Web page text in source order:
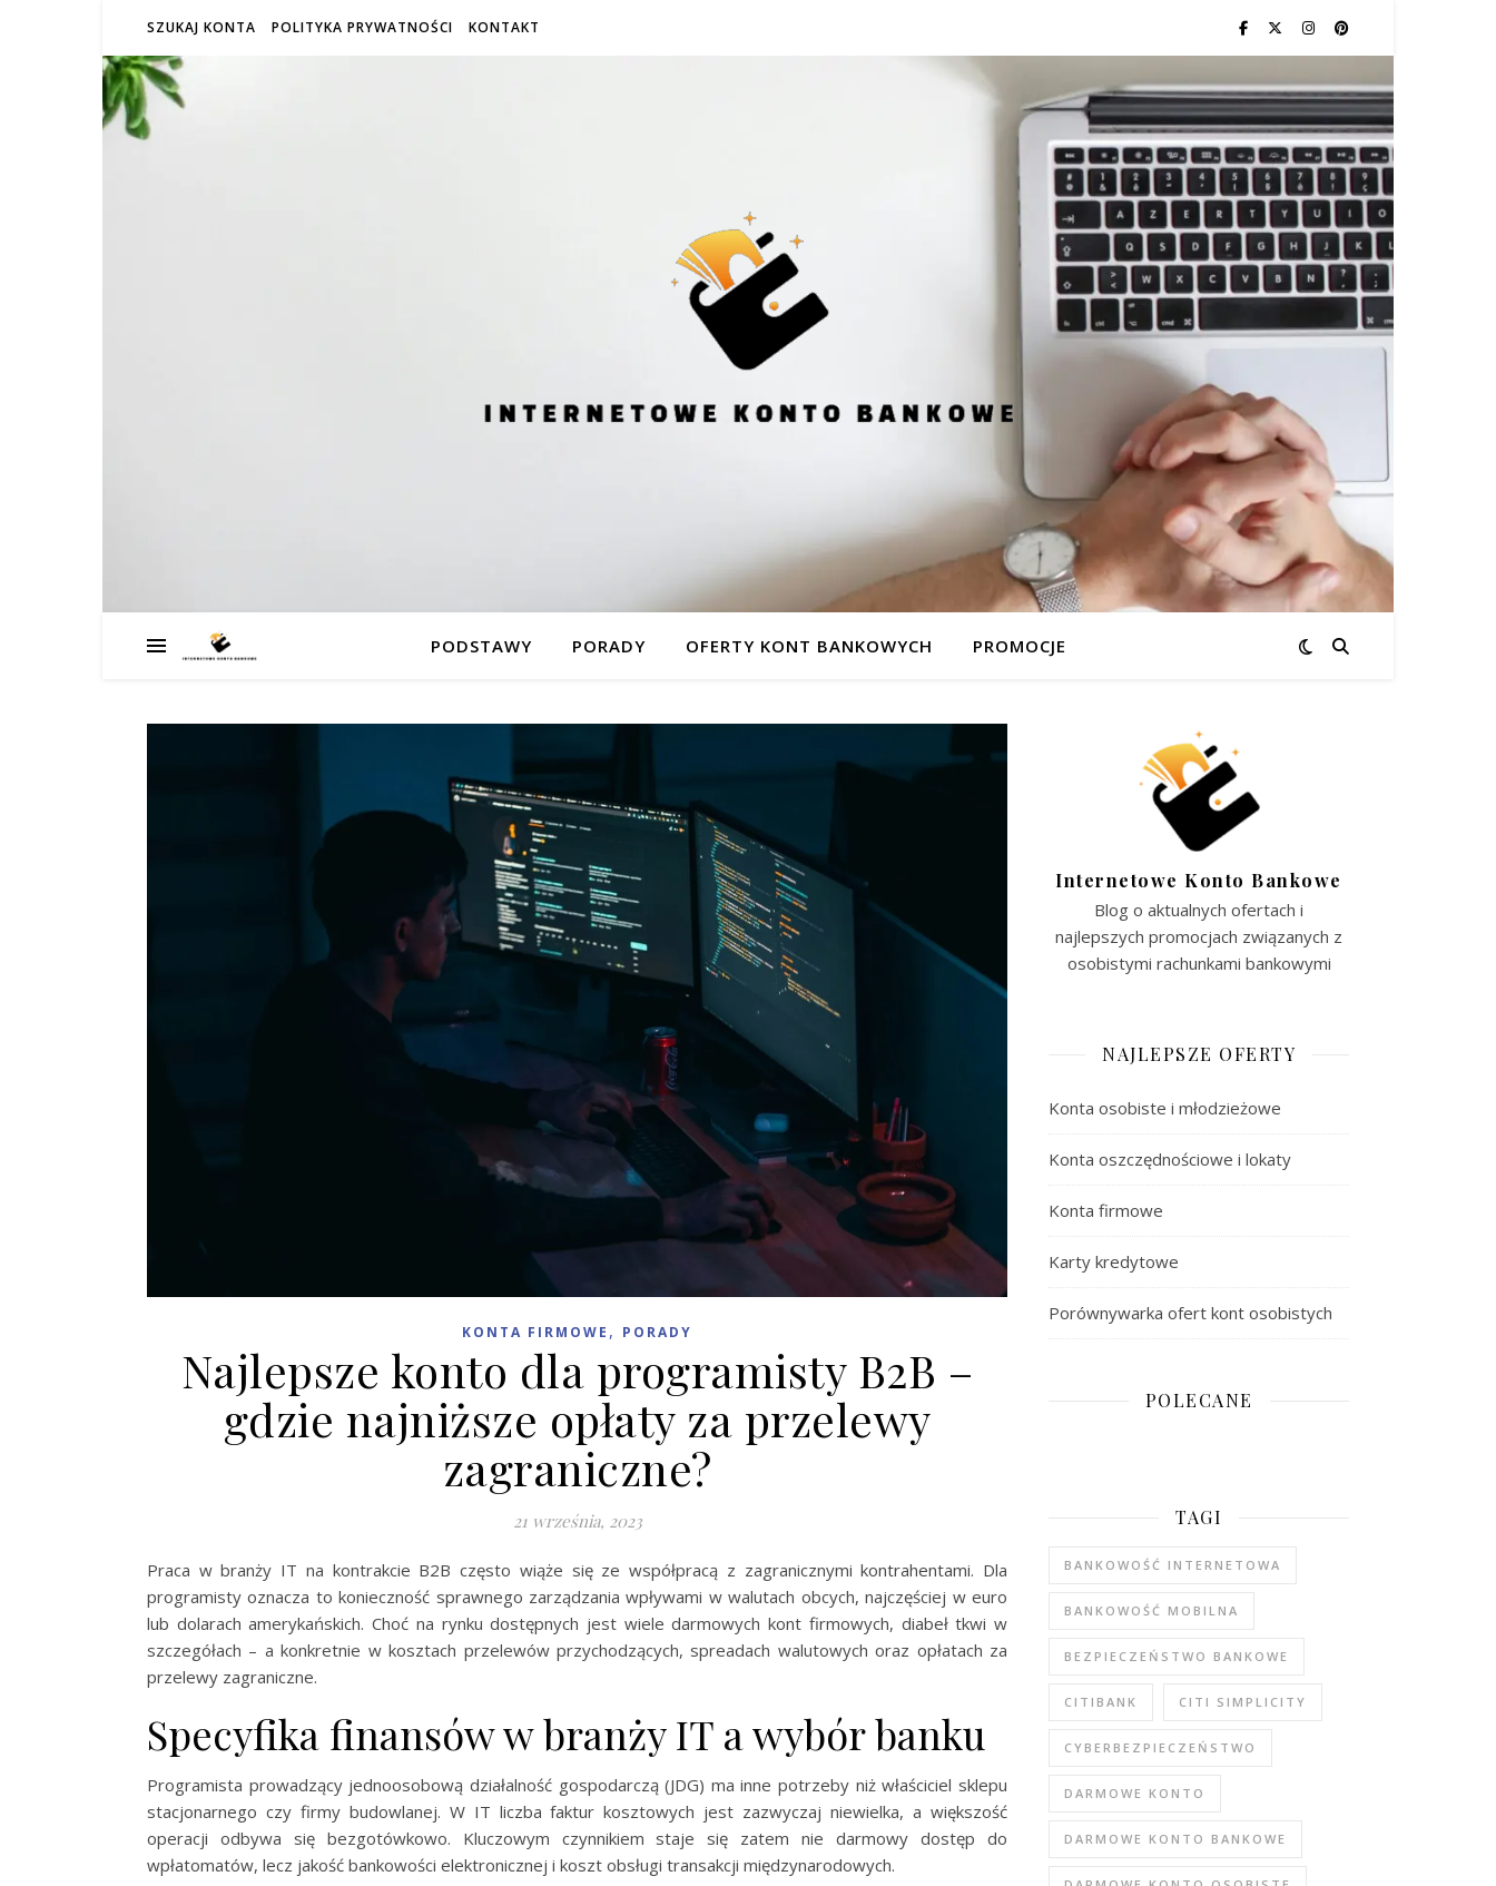
SZUKAJ KONTA POLITYKA PRYWATNOŚCI KONTAKT
PODSTAWY PORADY OFERTY KONT BANKOWYCH PROMOCJE
KONTA FIRMOWE , PORADY
Najlepsze konto dla programisty B2B –
gdzie najniższe opłaty za przelewy
zagraniczne?
21 września, 2023
Praca w branży IT na kontrakcie B2B często wiąże się ze współpracą z zagranicznymi kontrahentami. Dla
programisty oznacza to konieczność sprawnego zarządzania wpływami w walutach obcych, najczęściej w euro
lub dolarach amerykańskich. Choć na rynku dostępnych jest wiele darmowych kont firmowych, diabeł tkwi w
szczegółach – a konkretnie w kosztach przelewów przychodzących, spreadach walutowych oraz opłatach za
przelewy zagraniczne.
Specyfika finansów w branży IT a wybór banku
Programista prowadzący jednoosobową działalność gospodarczą (JDG) ma inne potrzeby niż właściciel sklepu
stacjonarnego czy firmy budowlanej. W IT liczba faktur kosztowych jest zazwyczaj niewielka, a większość
operacji odbywa się bezgotówkowo. Kluczowym czynnikiem staje się zatem nie darmowy dostęp do
wpłatomatów, lecz jakość bankowości elektronicznej i koszt obsługi transakcji międzynarodowych.
Internetowe Konto Bankowe
Blog o aktualnych ofertach i
najlepszych promocjach związanych z
osobistymi rachunkami bankowymi
NAJLEPSZE OFERTY
Konta osobiste i młodzieżowe
Konta oszczędnościowe i lokaty
Konta firmowe
Karty kredytowe
Porównywarka ofert kont osobistych
POLECANE
TAGI
BANKOWOŚĆ INTERNETOWA
BANKOWOŚĆ MOBILNA
BEZPIECZEŃSTWO BANKOWE
CITIBANK CITI SIMPLICITY
CYBERBEZPIECZEŃSTWO
DARMOWE KONTO
DARMOWE KONTO BANKOWE